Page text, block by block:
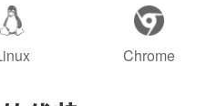
Chrome